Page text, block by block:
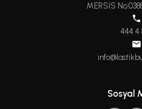
MERSİS
444 4
Sosyal